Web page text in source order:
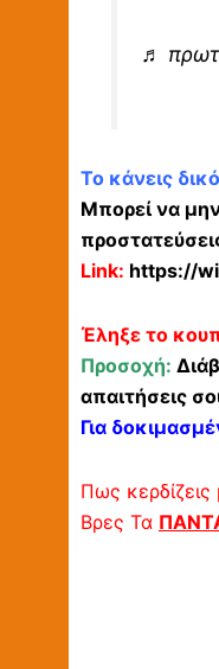
♬
Το κάνεις
Μπορεί να
Link: https://
Έληξε το
Προσοχή:
απαιτήσεις
Για
Πως
Βρες Τα